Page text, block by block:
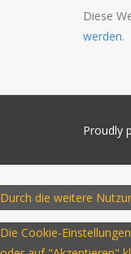
Diese
werden.
Proudly
Durch die weitere
Die Cookie-